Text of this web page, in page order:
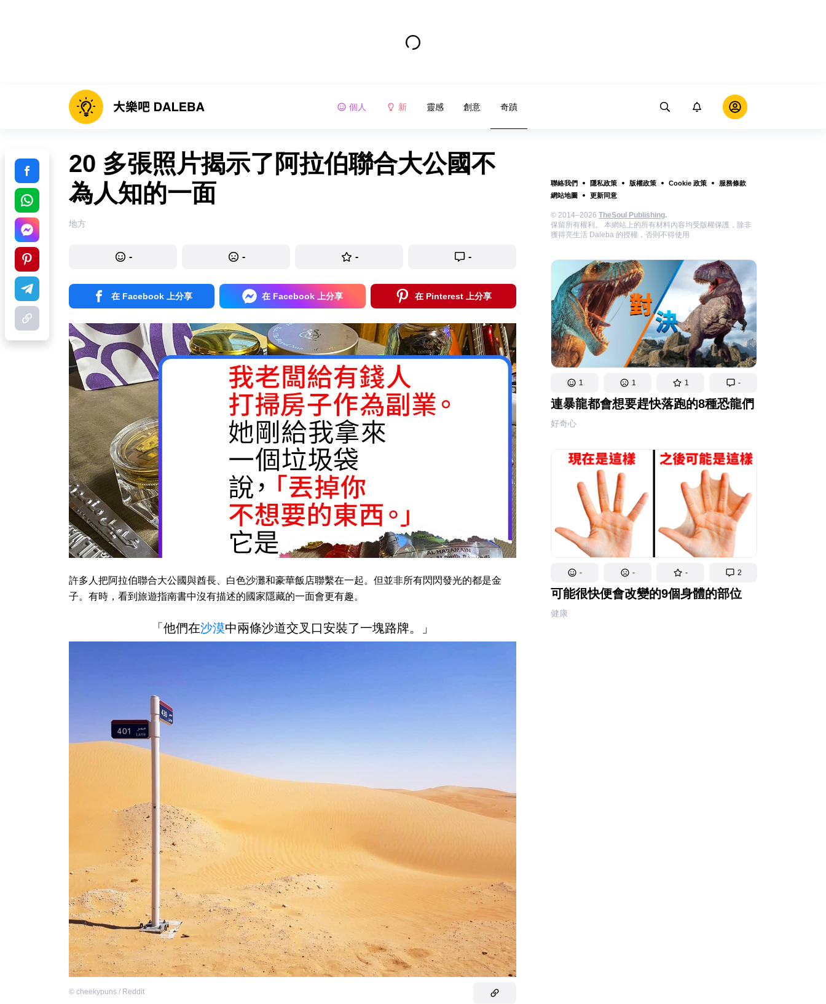
個人 新 靈感 創意 奇蹟
聯絡我們 隱私政策 版權政策 Cookie 政策
服務條款
網站地圖
更新同意
© 2014–2026 TheSoul Publishing.
保留所有權利。 本網站上的所有材料內容均受版權保護，除非
獲得亮生活 Daleba 的授權，否則不得使用
1 1 1 -
連暴龍都會想要趕快落跑的8種恐龍們
好奇心
- - - 2
可能很快便會改變的9個身體的部位
健康
20 多張照片揭示了阿拉伯聯合大公國不
為人知的一面
地方
- - - -
在 Facebook 上分享 在 Facebook 上分享 在 Pinterest 上分享
許多人把阿拉伯聯合大公國與酋長、白色沙灘和豪華飯店聯繫在一起。但並非所有閃閃發光的都是金
子。有時，看到旅遊指南書中沒有描述的國家隱藏的一面會更有趣。
「他們在沙漠中兩條沙道交叉口安裝了一塊路牌。」
© cheekypuns / Reddit